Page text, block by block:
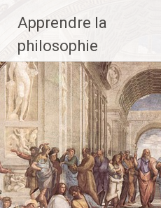
contenu
principal
Apprendre la
philosophie